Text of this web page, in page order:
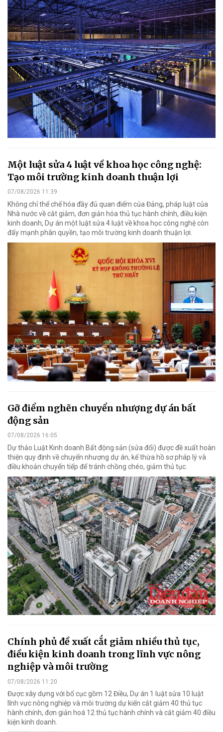
Một luật sửa 4 luật về khoa học công nghệ:
Tạo môi trường kinh doanh thuận lợi
07/08/2026 11:39
Không chỉ thể chế hóa đầy đủ quan điểm của Đảng, pháp luật của
Nhà nước về cắt giảm, đơn giản hóa thủ tục hành chính, điều kiện
kinh doanh, Dự án một luật sửa 4 luật về khoa học công nghệ còn
đẩy mạnh phân quyền, tạo môi trường kinh doanh thuận lợi.
Gỡ điểm nghẽn chuyển nhượng dự án bất
động sản
07/08/2026 16:05
Dự thảo Luật Kinh doanh Bất động sản (sửa đổi) được đề xuất hoàn
thiện quy định về chuyển nhượng dự án, kế thừa hồ sơ pháp lý và
điều khoản chuyển tiếp để tránh chồng chéo, giảm thủ tục.
Chính phủ đề xuất cắt giảm nhiều thủ tục,
điều kiện kinh doanh trong lĩnh vực nông
nghiệp và môi trường
07/08/2026 11:20
Được xây dựng với bố cục gồm 12 Điều, Dự án 1 luật sửa 10 luật
lĩnh vực nông nghiệp và môi trường dự kiến cắt giảm 40 thủ tục
hành chính, đơn giản hoá 12 thủ tục hành chính và cắt giảm 40 điều
kiện kinh doanh.